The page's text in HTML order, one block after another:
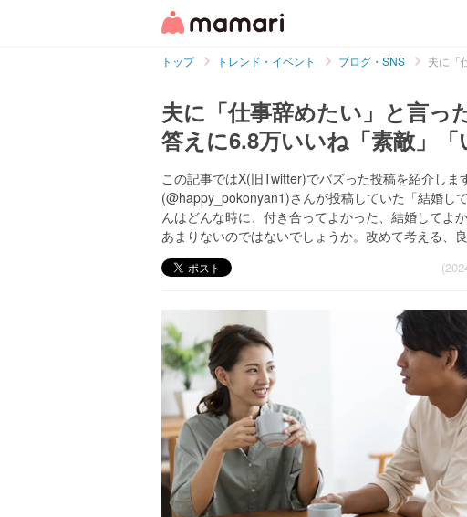
トップ トレンド・イベント ブログ・SNS 夫に「
夫に「仕事辞めたい」と言っ
答えに6.8万いいね「素敵」「
この記事ではX(旧Twitter)でバズった投稿を紹介しま
(@happy_pokonyan1)さんが投稿していた「結婚し
んはどんな時に、付き合ってよかった、結婚してよ
あまりないのではないでしょうか。改めて考える、